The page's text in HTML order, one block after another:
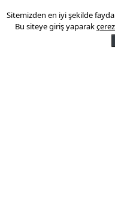
Türkiye'ye
milyon
Sitemizden en iyi şekilde
Bu siteye giriş yaparak